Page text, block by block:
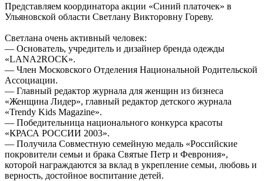
Представляем координатора акции «Синий платочек» в
Ульяновской области Светлану Викторовну Гореву.
Светлана очень активный человек:
— Основатель, учредитель и дизайнер бренда одежды
«LANA2ROCK».
— Член Московского Отделения Национальной Родительской
Ассоциации.
— Главный редактор журнала для женщин из бизнеса
«Женщина Лидер», главный редактор детского журнала
«Trendy Kids Magazine».
— Победительница национального конкурса красоты
«КРАСА РОССИИ 2003».
— Получила Совместную семейную медаль «Российские
покровители семьи и брака Святые Петр и Феврония»,
которой награждаются за вклад в укрепление семьи, любовь и
верность, достойное воспитание детей.